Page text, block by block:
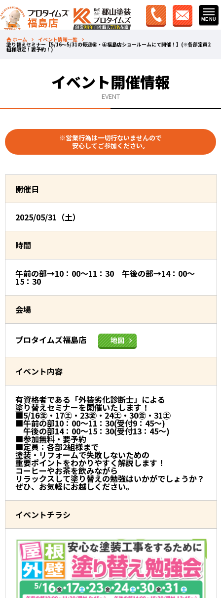
ホーム イベント情報一覧
塗り替えセミナー【5/16～5/31の毎週㊎・㊏福島店ショールームにて開催！】(※各部定員2
組様限定！要予約！)
イベント開催情報
EVENT
※営業行為は一切行ないませんので
安心してご参加ください。
開催日
2025/05/31（土）
時間
午前の部→10：00～11：30 午後の部→14：00～
15：30
会場
プロタイムズ福島店 地図
イベント内容
有資格者である「外装劣化診断士」による
塗り替えセミナーを開催いたします！
■5/16㊎・17㊏・23㊎・24㊏・30㊎・31㊏
■午前の部10：00～11：30(受付9：45～)
午後の部14：00～15：30(受付13：45～)
■参加無料・要予約
■定員：各部2組様まで
塗装・リフォームで失敗しないための
重要ポイントをわかりやすく解説します！
コーヒーやお茶を飲みながら
リラックスして塗り替えの勉強はいかがでしょうか？
ぜひ、お気軽にお越しください。
イベントチラシ